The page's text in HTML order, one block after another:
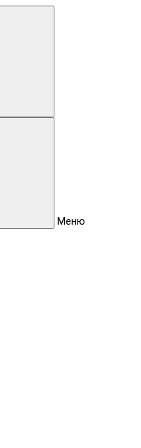
Меню